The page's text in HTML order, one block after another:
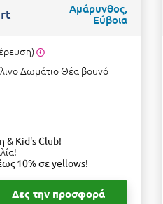
Αμάρυνθος,
Εύβοια
Δωμάτιο Θέα βουνό
& Kid's Club!
10% σε yellows!
Δες την προσφορά